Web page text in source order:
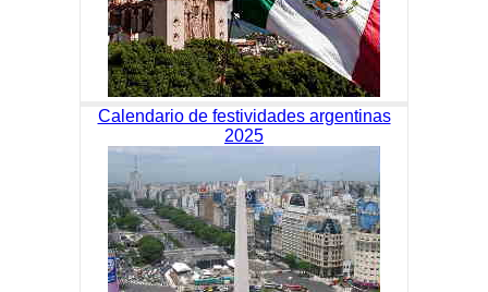
Calendario de festividades argentinas
2025